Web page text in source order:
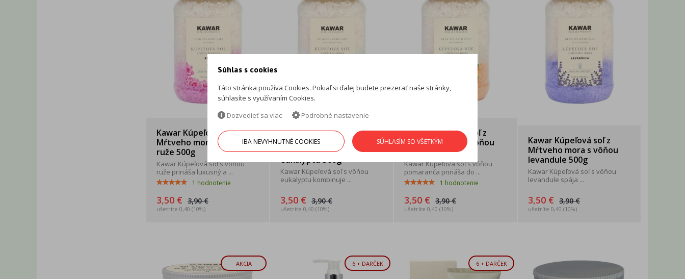
Kawar Kúpeľová soľ z
Mŕtveho mora s vôňou
ruže 500g
Kawar Kúpeľová soľ s vôňou
ruže prináša luxusný a ...
1 hodnotenie
3,50 € 3,90 €
ušetríte 0,40 (10%)
Kawar Kúpeľová soľ z
Mŕtveho mora s vôňou
eukalyptu 500g
Kawar Kúpeľová soľ s vôňou
eukalyptu kombinuje ...
3,50 € 3,90 €
ušetríte 0,40 (10%)
Kawar Kúpeľová soľ z
Mŕtveho mora s vôňou
pomaranča 500g
Kawar Kúpeľová soľ s vôňou
pomaranča prináša do ...
1 hodnotenie
3,50 € 3,90 €
ušetríte 0,40 (10%)
Kawar Kúpeľová soľ z
Mŕtveho mora s vôňou
levandule 500g
Kawar Kúpeľová soľ s vôňou
levandule spája ...
3,50 € 3,90 €
ušetríte 0,40 (10%)
AKCIA 6 + DARČEK 6 + DARČEK
Súhlas s cookies
Táto stránka používa Cookies. Pokiaľ si ďalej budete prezerať naše stránky,
súhlasíte s využívaním Cookies.
Dozvedieť sa viac
Podrobné nastavenie
IBA NEVYHNUTNÉ COOKIES SÚHLASÍM SO VŠETKÝM